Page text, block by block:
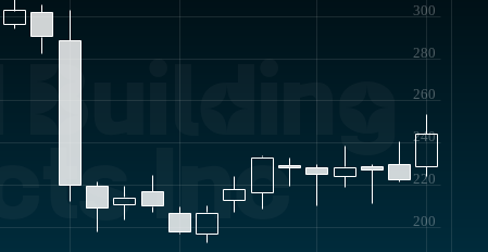
Inc 200
220
240
260
280
300